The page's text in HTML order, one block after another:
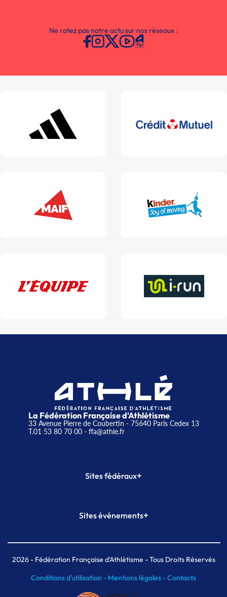
Ne ratez pas notre actu sur nos réseaux :
La Fédération Française d'Athlétisme
33 Avenue Pierre de Coubertin - 75640 Paris Cedex 13
T.01 53 80 70 00- ffa@athle.fr
Sites fédéraux+
Plateforme Formation
Sites événements+
Meeting de Paris indoor
MAIF Ekiden de Paris
2026- Fédération Française d'Athlétisme - Tous Droits Réservés
Conditions d'utilisation - Mentions légales -Contacts